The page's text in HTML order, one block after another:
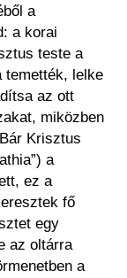
a
a korai
teste a
temették, lelke
az ott
miközben
Krisztus
a
ez a
fő
egy
az oltárra
a